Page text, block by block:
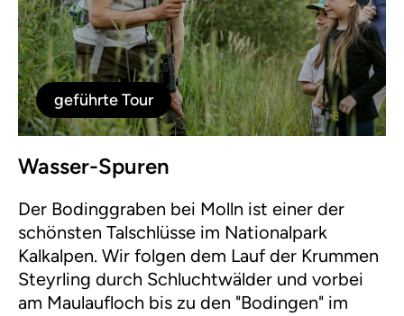
geführte Tour
Wasser-Spuren
Der Bodinggraben bei Molln ist einer der
schönsten Talschlüsse im Nationalpark
Kalkalpen. Wir folgen dem Lauf der Krummen
Steyrling durch Schluchtwälder und vorbei
am Maulaufloch bis zu den "Bodingen" im